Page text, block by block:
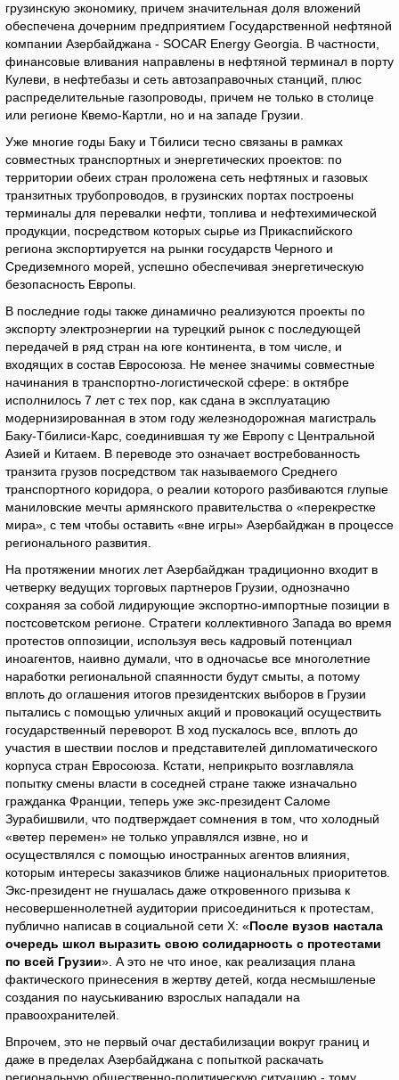
грузинскую экономику, причем значительная доля вложений
обеспечена дочерним предприятием Государственной нефтяной
компании Азербайджана - SOCAR Energy Georgia. В частности,
финансовые вливания направлены в нефтяной терминал в порту
Кулеви, в нефтебазы и сеть автозаправочных станций, плюс
распределительные газопроводы, причем не только в столице
или регионе Квемо-Картли, но и на западе Грузии.
Уже многие годы Баку и Тбилиси тесно связаны в рамках
совместных транспортных и энергетических проектов: по
территории обеих стран проложена сеть нефтяных и газовых
транзитных трубопроводов, в грузинских портах построены
терминалы для перевалки нефти, топлива и нефтехимической
продукции, посредством которых сырье из Прикаспийского
региона экспортируется на рынки государств Черного и
Средиземного морей, успешно обеспечивая энергетическую
безопасность Европы.
В последние годы также динамично реализуются проекты по
экспорту электроэнергии на турецкий рынок с последующей
передачей в ряд стран на юге континента, в том числе, и
входящих в состав Евросоюза. Не менее значимы совместные
начинания в транспортно-логистической сфере: в октябре
исполнилось 7 лет с тех пор, как сдана в эксплуатацию
модернизированная в этом году железнодорожная магистраль
Баку-Тбилиси-Карс, соединившая ту же Европу с Центральной
Азией и Китаем. В переводе это означает востребованность
транзита грузов посредством так называемого Среднего
транспортного коридора, о реалии которого разбиваются глупые
маниловские мечты армянского правительства о «перекрестке
мира», с тем чтобы оставить «вне игры» Азербайджан в процессе
регионального развития.
На протяжении многих лет Азербайджан традиционно входит в
четверку ведущих торговых партнеров Грузии, однозначно
сохраняя за собой лидирующие экспортно-импортные позиции в
постсоветском регионе. Стратеги коллективного Запада во время
протестов оппозиции, используя весь кадровый потенциал
иноагентов, наивно думали, что в одночасье все многолетние
наработки региональной спаянности будут смыты, а потому
вплоть до оглашения итогов президентских выборов в Грузии
пытались с помощью уличных акций и провокаций осуществить
государственный переворот. В ход пускалось все, вплоть до
участия в шествии послов и представителей дипломатического
корпуса стран Евросоюза. Кстати, неприкрыто возглавляла
попытку смены власти в соседней стране также изначально
гражданка Франции, теперь уже экс-президент Саломе
Зурабишвили, что подтверждает сомнения в том, что холодный
«ветер перемен» не только управлялся извне, но и
осуществлялся с помощью иностранных агентов влияния,
которым интересы заказчиков ближе национальных приоритетов.
Экс-президент не гнушалась даже откровенного призыва к
несовершеннолетней аудитории присоединиться к протестам,
публично написав в социальной сети X: «После вузов настала
очередь школ выразить свою солидарность с протестами
по всей Грузии». А это не что иное, как реализация плана
фактического принесения в жертву детей, когда несмышленые
создания по науськиванию взрослых нападали на
правоохранителей.
Впрочем, это не первый очаг дестабилизации вокруг границ и
даже в пределах Азербайджана с попыткой раскачать